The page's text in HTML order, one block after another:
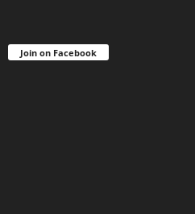
Join on Facebook